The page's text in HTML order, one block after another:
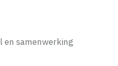
en samenwerking